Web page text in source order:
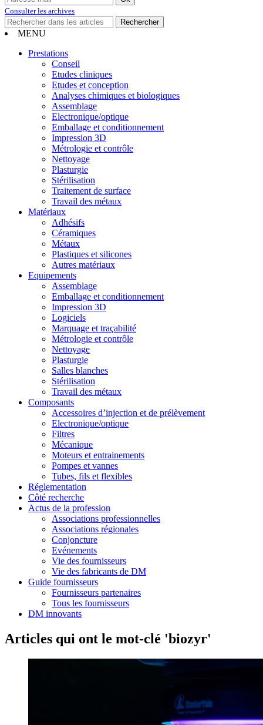
Consulter les archives
MENU
Prestations
Conseil
Etudes cliniques
Etudes et conception
Analyses chimiques et biologiques
Assemblage
Electronique/optique
Emballage et conditionnement
Impression 3D
Métrologie et contrôle
Nettoyage
Plasturgie
Stérilisation
Traitement de surface
Travail des métaux
Matériaux
Adhésifs
Céramiques
Métaux
Plastiques et silicones
Autres matériaux
Equipements
Assemblage
Emballage et conditionnement
Impression 3D
Logiciels
Marquage et traçabilité
Métrologie et contrôle
Nettoyage
Plasturgie
Salles blanches
Stérilisation
Travail des métaux
Composants
Accessoires d’injection et de prélèvement
Electronique/optique
Filtres
Mécanique
Moteurs et entrainements
Pompes et vannes
Tubes, fils et flexibles
Réglementation
Côté recherche
Actus de la profession
Associations professionnelles
Associations régionales
Conjoncture
Evénements
Vie des fournisseurs
Vie des fabricants de DM
Guide fournisseurs
Fournisseurs partenaires
Tous les fournisseurs
DM innovants
Articles qui ont le mot-clé 'biozyr'